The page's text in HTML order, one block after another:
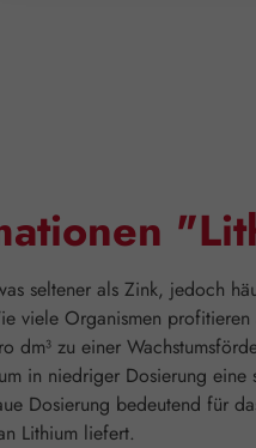
seltener als Zink, jedoch
viele Organismen
dm³ zu einer
in niedriger Dosierung
Dosierung bedeutend für
Lithium liefert.